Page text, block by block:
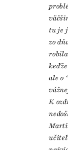
tu je
zo
ale o
K